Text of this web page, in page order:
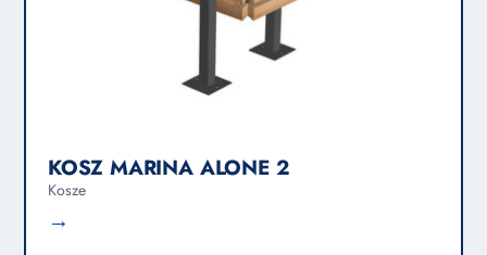
KOSZ MARINA ALONE 2
Kosze
→